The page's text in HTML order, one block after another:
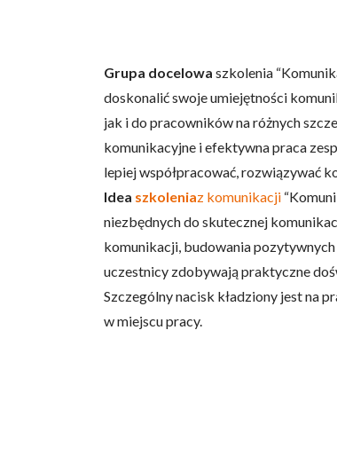
Grupa docelowa szkolenia
doskonalić swoje umiejętności
jak i do pracowników na różnych
komunikacyjne i efektywna praca
lepiej współpracować, rozwiązywać
Idea szkoleniaz komunikacji
niezbędnych do skutecznej
komunikacji, budowania
uczestnicy zdobywają praktyczne
Szczególny nacisk kładziony jest na
w miejscu pracy.